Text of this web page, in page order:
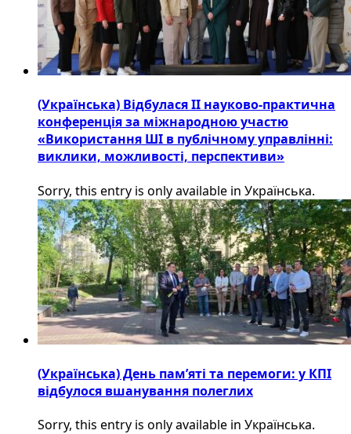
(Українська) Відбулася ІІ науково-практична
конференція за міжнародною участю
«Використання ШІ в публічному управлінні:
виклики, можливості, перспективи»
Sorry, this entry is only available in Українська.
(Українська) День пам’яті та перемоги: у КПІ
відбулося вшанування полеглих
Sorry, this entry is only available in Українська.